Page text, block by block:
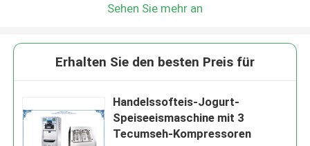
Sehen Sie mehr an
Erhalten Sie den besten Preis für
Handelssofteis-Jogurt-
Speiseeismaschine mit 3
Tecumseh-Kompressoren